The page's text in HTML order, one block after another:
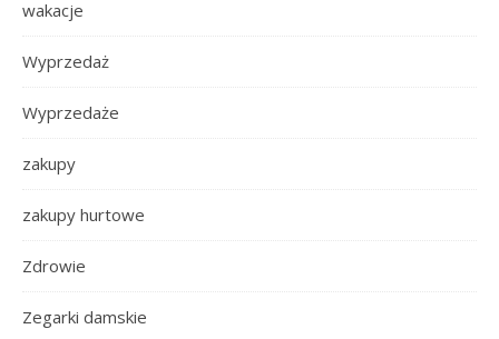
wakacje
Wyprzedaż
Wyprzedaże
zakupy
zakupy hurtowe
Zdrowie
Zegarki damskie